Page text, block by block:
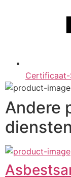
Certificaat-
Andere
diensten